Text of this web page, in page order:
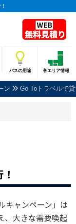
バスの用途 各エリア情報
ン Go Toトラベルで
キャンペーン」は
、大きな需要喚起